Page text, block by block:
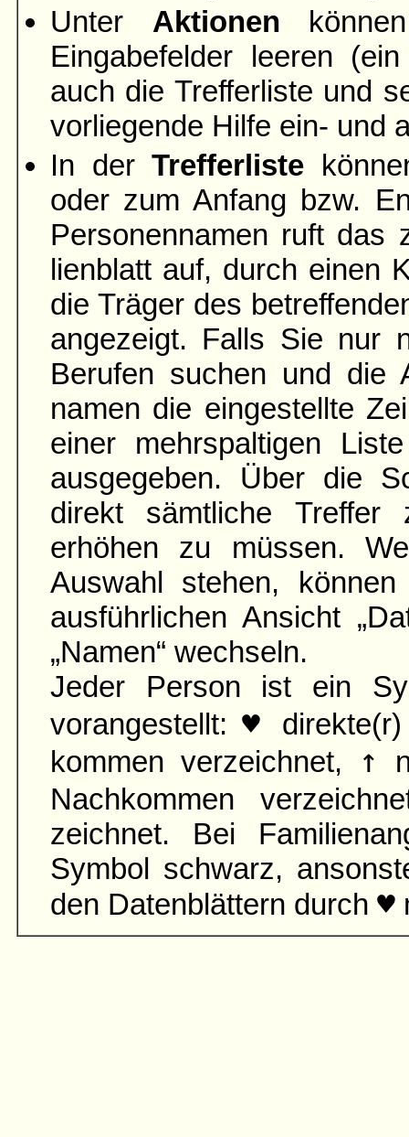
Unter Aktionen
Eingabefelder leeren
auch die Trefferliste und
vorliegende Hilfe ein- und
In derTrefferliste
oder zum Anfang bzw.
Personen­namen ruft das
lien­blatt auf, durch einen
die Träger des
angezeigt. Falls Sie nur
Berufen suchen und die
namen die ein­gestellte
einer mehr­spaltigen
aus­gegeben. Über die
direkt sämtliche
erhöhen zu müssen.
Auswahl stehen,
ausführ­lichen Ansicht
„Namen“ wechseln.
Jeder Person ist ein
vorangestellt:♥
kommen verzeichnet,
↑
Nach­kommen
zeichnet. Bei
Symbol schwarz,
den Daten­blättern durch ♥